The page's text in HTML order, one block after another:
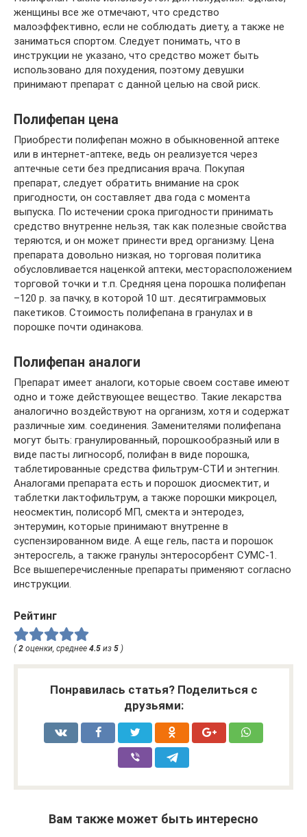
женщины все же отмечают, что средство
малоэффективно, если не соблюдать диету, а также не
заниматься спортом. Следует понимать, что в
инструкции не указано, что средство может быть
использовано для похудения, поэтому девушки
принимают препарат с данной целью на свой риск.
Полифепан цена
Приобрести полифепан можно в обыкновенной аптеке
или в интернет-аптеке, ведь он реализуется через
аптечные сети без предписания врача. Покупая
препарат, следует обратить внимание на срок
пригодности, он составляет два года с момента
выпуска. По истечении срока пригодности принимать
средство внутренне нельзя, так как полезные свойства
теряются, и он может принести вред организму. Цена
препарата довольно низкая, но торговая политика
обусловливается наценкой аптеки, месторасположением
торговой точки и т.п. Средняя цена порошка полифепан
–120 р. за пачку, в которой 10 шт. десятиграммовых
пакетиков. Стоимость полифепана в гранулах и в
порошке почти одинакова.
Полифепан аналоги
Препарат имеет аналоги, которые своем составе имеют
одно и тоже действующее вещество. Такие лекарства
аналогично воздействуют на организм, хотя и содержат
различные хим. соединения. Заменителями полифепана
могут быть: гранулированный, порошкообразный или в
виде пасты лигносорб, полифан в виде порошка,
таблетированные средства фильтрум-СТИ и энтегнин.
Аналогами препарата есть и порошок диосмектит, и
таблетки лактофильтрум, а также порошки микроцел,
неосмектин, полисорб МП, смекта и энтеродез,
энтерумин, которые принимают внутренне в
суспензированном виде. А еще гель, паста и порошок
энтеросгель, а также гранулы энтеросорбент СУМС-1.
Все вышеперечисленные препараты применяют согласно
инструкции.
Рейтинг
( 2 оценки, среднее 4.5 из 5 )
Понравилась статья? Поделиться с
друзьями:
Вам также может быть интересно